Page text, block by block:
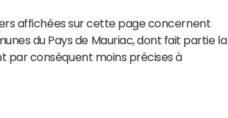
affichées sur cette page concernent
du Pays de Mauriac, dont fait partie la
par conséquent moins précises à